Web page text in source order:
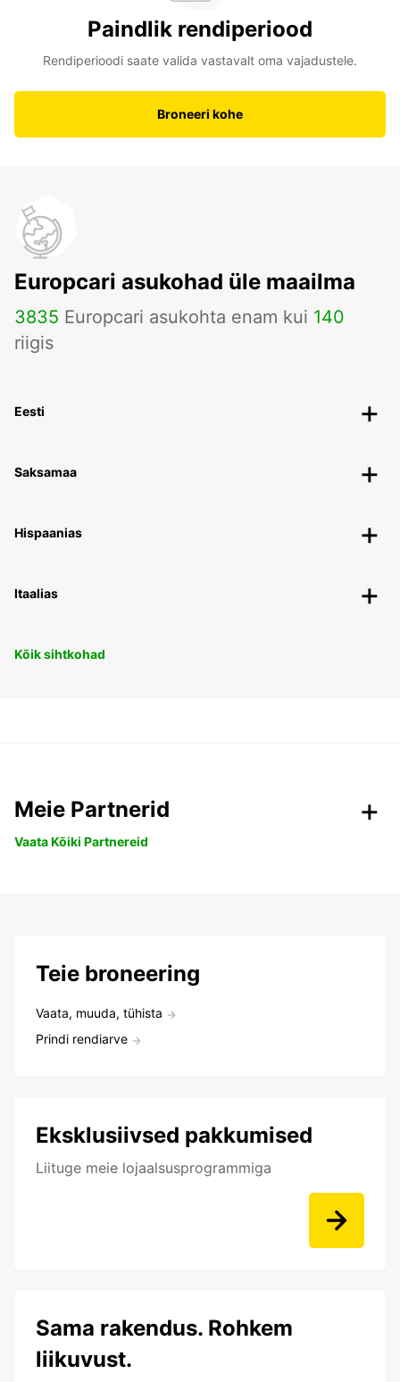
Paindlik rendiperiood
Rendiperioodi saate valida vastavalt oma vajadustele.
Broneeri kohe
Europcari asukohad üle maailma
3835 Europcari asukohta enam kui 140
riigis
Eesti
Saksamaa
Hispaanias
Itaalias
Kõik sihtkohad
Meie Partnerid
Vaata Kõiki Partnereid
Teie broneering
Vaata, muuda, tühista
Prindi rendiarve
Eksklusiivsed pakkumised
Liituge meie lojaalsusprogrammiga
Sama rakendus. Rohkem
liikuvust.